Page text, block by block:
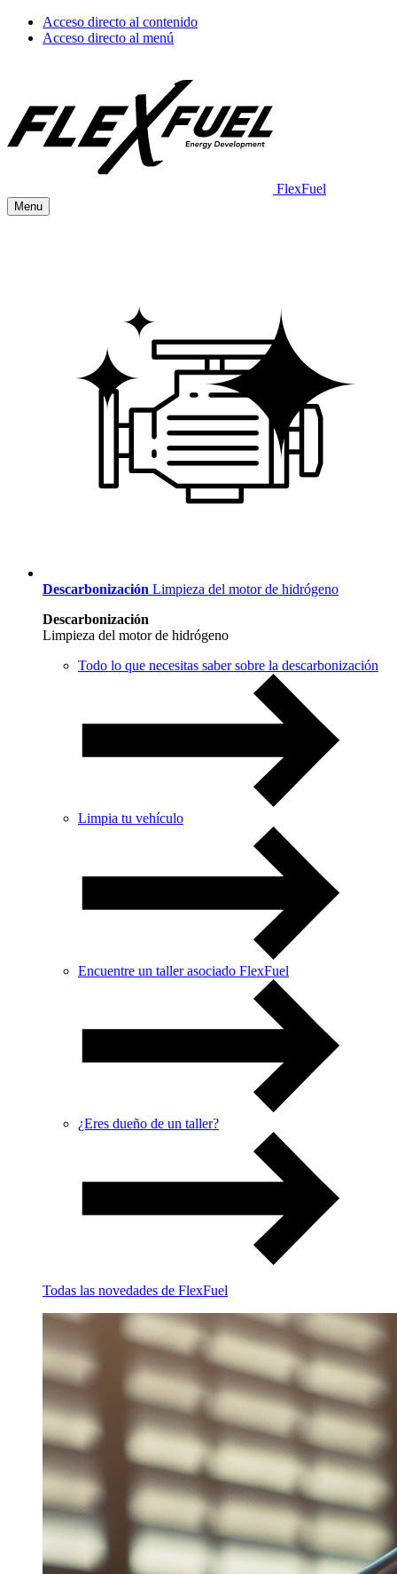
Acceso directo al contenido
Acceso directo al menú
FlexFuel
Menu
Descarbonización Limpieza del motor de hidrógeno
Descarbonización
Limpieza del motor de hidrógeno
Todo lo que necesitas saber sobre la descarbonización
Limpia tu vehículo
Encuentre un taller asociado FlexFuel
¿Eres dueño de un taller?
Todas las novedades de FlexFuel